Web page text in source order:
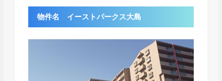
物件名 イーストパークス大島